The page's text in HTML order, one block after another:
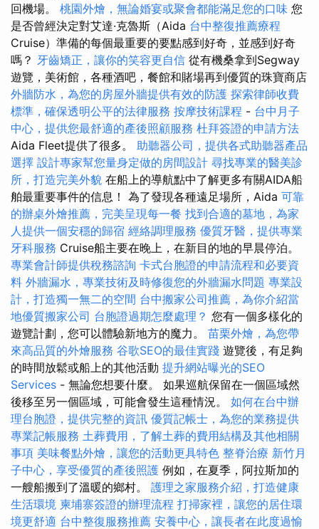
回機場。 桃園外燴，無論婚宴或聚會都能滿足您的口味 您
是否曾經決定對艾達·克魯斯（Aida 台中整復推薦療程
Cruise）準備的每個最重要的要點感到好奇，並感到好奇
嗎？ 牙齒矯正，讓你的笑容更自信 從有機桑拿到Segway
遊覽，美術館，各種酒吧，餐館和賭場再到優質的珠寶商店
外牆防水，為您的房屋外牆提供有效的防護 探索律師收費
標準，確保透明公平的法律服務 按摩技術課程 - 台中月子
中心，提供您最舒適的產後照顧服務 杜拜簽證的申請方法
Aida Fleet提供了很多。 助聽器公司，提供各式助聽器產品
選擇 設計專家幫您量身定做的房間設計 尋找專業的醫美診
所，打造完美外貌 在船上的導航點中了解更多有關AIDA船
舶最重要事件的信息！ 為了發現各種遠足場所，Aida 可靠
的辦桌外燴推薦，完美呈現每一餐 找到合適的墓地，為家
人提供一個安穩的歸宿 經絡調理服務 優質牙醫，提供專業
牙科服務 Cruise船主要在晚上，在新目的地的早晨停泊。
專業會計師提供稅務諮詢 卡式台胞證的申請流程和必要資
料 外牆漏水，專業技術及時修復您的外牆漏水問題 專業設
計，打造獨一無二的空間 台中搬家公司推薦，為你介紹當
地優質搬家公司 台胞證過期怎麼處理？ 您有一個多樣化的
遊覽計劃，您可以體驗新地方的魔力。 苗栗外燴，為您帶
來高品質的外燴服務 谷歌SEO的最佳實踐 遊覽後，有足夠
的時間放鬆或船上的其他活動 提升網站曝光的SEO
Services - 無論您想要什麼。 如果巡航保留在一個區域然
後移至另一個區域，可能會發生這種情況。 如何在台中辦
理台胞證，提供完整的資訊 優質記帳士，為您的業務提供
專業記帳服務 土葬費用，了解土葬的費用結構及其他相關
事項 美味餐點外燴，讓您的活動更具特色 整脊治療 新竹月
子中心，享受優質的產後照護 例如，在夏季，阿拉斯加的
一艘船搬到了溫暖的鄉村。 護理之家服務介紹，打造健康
生活環境 柬埔寨簽證的辦理流程 打掃家裡，讓您的居住環
境更舒適 台中整復服務推薦 安養中心，讓長者在此度過愉